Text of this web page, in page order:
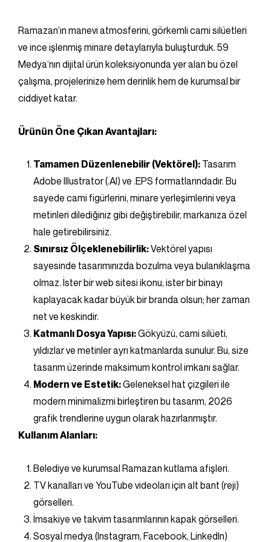
Ramazan’ın manevi atmosferini, görkemli cami silüetleri
ve ince işlenmiş minare detaylarıyla buluşturduk. 59
Medya’nın dijital ürün koleksiyonunda yer alan bu özel
çalışma, projelerinize hem derinlik hem de kurumsal bir
ciddiyet katar.
Ürünün Öne Çıkan Avantajları:
Tamamen Düzenlenebilir (Vektörel): Tasarım
Adobe Illustrator (.AI) ve .EPS formatlarındadır. Bu
sayede cami figürlerini, minare yerleşimlerini veya
metinleri dilediğiniz gibi değiştirebilir, markanıza özel
hale getirebilirsiniz.
Sınırsız Ölçeklenebilirlik:Vektörel yapısı
sayesinde tasarımınızda bozulma veya bulanıklaşma
olmaz. İster bir web sitesi ikonu, ister bir binayı
kaplayacak kadar büyük bir branda olsun; her zaman
net ve keskindir.
Katmanlı Dosya Yapısı:Gökyüzü, cami silüeti,
yıldızlar ve metinler ayrı katmanlarda sunulur. Bu, size
tasarım üzerinde maksimum kontrol imkanı sağlar.
Modern ve Estetik:Geleneksel hat çizgileri ile
modern minimalizmi birleştiren bu tasarım, 2026
grafik trendlerine uygun olarak hazırlanmıştır.
Kullanım Alanları:
Belediye ve kurumsal Ramazan kutlama afişleri.
TV kanalları ve YouTube videoları için alt bant (reji)
görselleri.
İmsakiye ve takvim tasarımlarının kapak görselleri.
Sosyal medya (Instagram, Facebook, LinkedIn)